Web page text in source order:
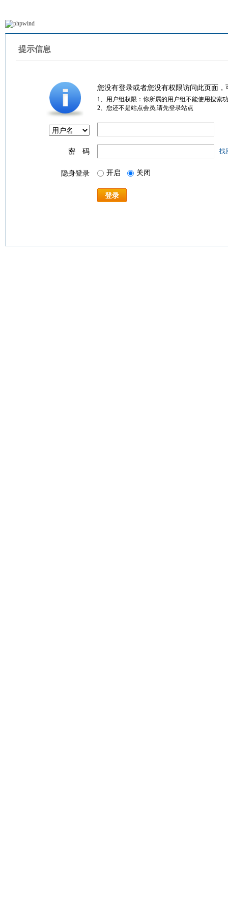
提示信息
您没有登录或者您没有权限访问此页面
1、用户组权限：你所属的用户组不能使用搜索
2、您还不是站点会员,请先登录站点
密 码 找
隐身登录 开启 关闭
登录